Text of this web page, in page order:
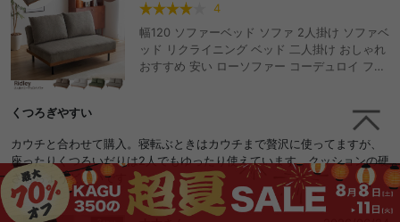
4
幅120 ソファーベッド ソファ 2人掛け ソファベ
ッド リクライニング ベッド 二人掛け おしゃれ
おすすめ 安い ローソファー コーデュロイ フロ
くつろぎやすい
カウチと合わせて購入。寝転ぶときはカウチまで贅沢に使ってますが、
座ったりくつろいだりは2人でもゆったり使えています。クッションの硬
さもちょうどいいです。